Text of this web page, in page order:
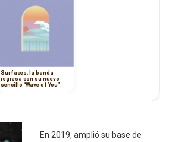
Surfaces, la banda
regresa con su nuevo
sencillo “Wave of You”
En 2019, amplió su base de